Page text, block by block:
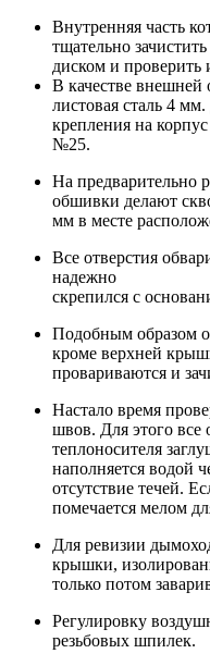
Внутренняя часть
тщательно
диском и проверить
В качестве внешней
листовая сталь 4
крепления на
№25.
На предварительно
обшивки делают
мм в месте
Все отверстия
надежно
скрепился с
Подобным образом
кроме верхней
провариваются и
Настало время
швов. Для этого все
теплоносителя
наполняется водой
отсутствие течей.
помечается мелом
Для ревизии
крышки,
только потом
Регулировку
резьбовых шпилек.